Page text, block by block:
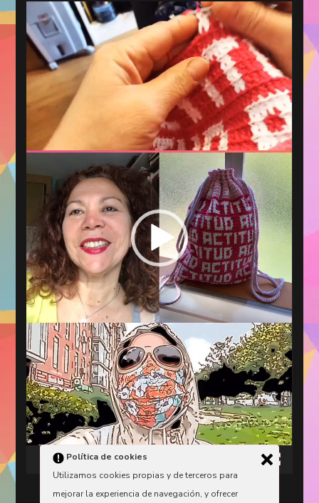
Reproductor
de
vídeo
00:00
Política de cookies
Utilizamos cookies propias y de terceros para
mejorar la experiencia de navegación, y ofrecer